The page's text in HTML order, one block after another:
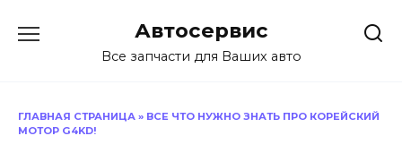
Автосервис
Все запчасти для Ваших авто
ГЛАВНАЯ СТРАНИЦА » ВСЕ ЧТО НУЖНО ЗНАТЬ ПРО КОРЕЙСКИЙ
МОТОР G4KD!